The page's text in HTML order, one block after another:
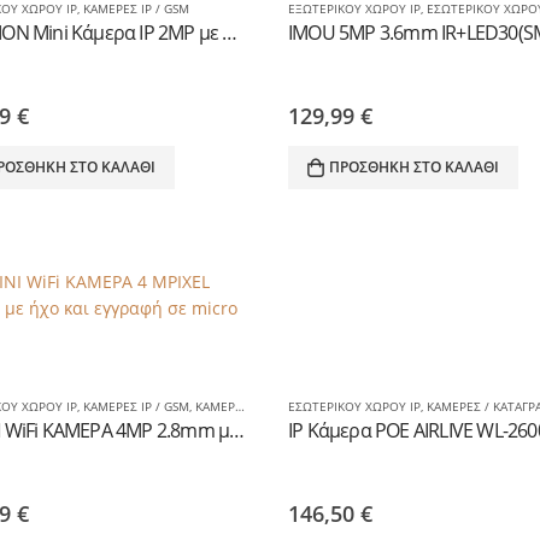
ΧΩΡΟΥ IP ΚΑΜΕΡΕΣ IP / GSM
HIKVISION Mini Κάμερα IP 2MP με Motion Detection για εσωτερική τοποθέτηση
€
ΣΤΟ ΚΑΛΆΘΙ
ΕΞΩΤΕΡΙΚΟΥ ΧΩΡΟΥ IP, ΕΣΩΤΕΡΙΚΟΥ
129,99 €
ΠΡΟΣΘΉΚΗ ΣΤΟ ΚΑΛΆΘΙ
ΧΩΡΟΥ IP, ΚΑΜΕΡΕΣ IP / GSM, ΚΑΜΕΡΕΣ ΕΙΔΙΚΕΣ-ΗΛΙΑΚΕΣ / ΑΥΤΟΝΟΜΕΣ
IP MINI WiFi ΚΑΜΕΡΑ 4MP 2.8mm με ήχο και εγγραφή σε micro sd
€
ΕΣΩΤΕΡΙΚΟΥ ΧΩΡΟΥ IP, ΚΑΜΕΡΕΣ /
146,50 €